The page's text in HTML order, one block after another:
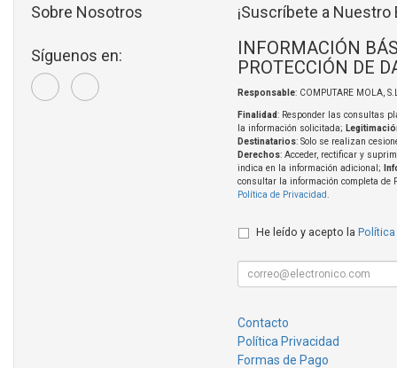
Sobre Nosotros
Síguenos en:
¡Suscríbete a Nuestro
INFORMACIÓN
PROTECCIÓN DE
Responsable: COMPUTARE MOLA,
Finalidad: Responder las consultas
la información solicitada;
Destinatarios: Solo se realizan
Derechos: Acceder, rectificar y
indica en la información adicional;
consultar la información completa de
Política de Privacidad.
He leído y acepto la Política
Contacto
Política Privacidad
Formas de Pago